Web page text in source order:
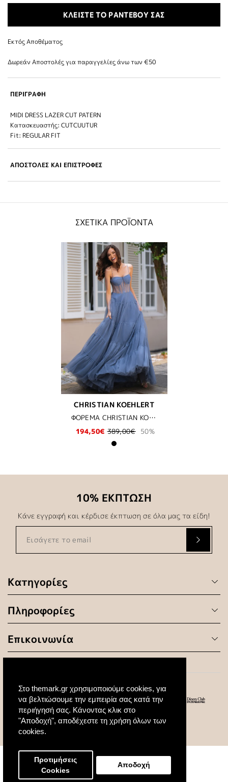
Στο themark.gr χρησιμοποιούμε cookies, για
να βελτιώσουμε την εμπειρία σας κατά την
περιήγησή σας. Κάνοντας κλικ στο
"Αποδοχή", αποδέχεστε τη χρήση όλων των
cookies.
Προτιμήσεις
Cookies
Αποδοχή
ΚΛΕΙΣΤΕ ΤΟ ΡΑΝΤΕΒΟΥ ΣΑΣ
Εκτός Αποθέματος
Δωρεάν Αποστολές για παραγγελίες άνω των €50
ΠΕΡΙΓΡΑΦΗ
MIDI DRESS LAZER CUT PATERN
Κατασκευαστής: CUTCUUTUR
Fit: REGULAR FIT
ΑΠΟΣΤΟΛΕΣ ΚΑΙ ΕΠΙΣΤΡΟΦΕΣ
ΣΧΕΤΙΚΑ ΠΡΟΪΟΝΤΑ
CHRISTIAN KOEHLERT
ΦΟΡΕΜΑ CHRISTIAN KOEHLERT - VINTAGE INDIGO
194,50€ 389,00€ 50%
Κατηγορίες
Πληροφορίες
Επικοινωνία
10% ΕΚΠΤΩΣΗ
Κάνε εγγραφή και κέρδισε έκπτωση σε όλα μας τα είδη!
© 2020 All Rights Reserved. Created by